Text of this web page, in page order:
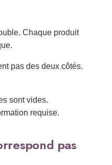
Chaque produit
pas des deux côtés.
sont vides.
requise.
pas